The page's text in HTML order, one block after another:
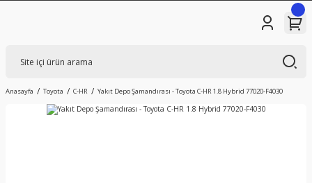
Anasayfa Toyota C-HR Yakıt Depo Şamandırası - Toyota C-HR 1.8 Hybrid 77020-F4030